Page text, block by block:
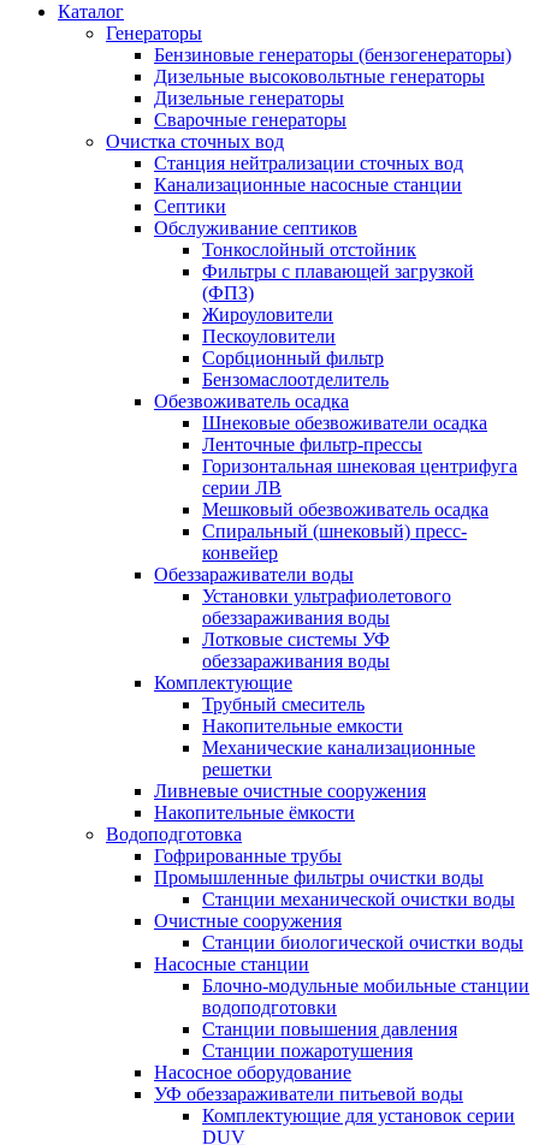
Каталог
Генераторы
Бензиновые генераторы (бензогенераторы)
Дизельные высоковольтные генераторы
Дизельные генераторы
Сварочные генераторы
Очистка сточных вод
Станция нейтрализации сточных вод
Канализационные насосные станции
Септики
Обслуживание септиков
Тонкослойный отстойник
Фильтры с плавающей загрузкой
(ФПЗ)
Жироуловители
Пескоуловители
Сорбционный фильтр
Бензомаслоотделитель
Обезвоживатель осадка
Шнековые обезвоживатели осадка
Ленточные фильтр-прессы
Горизонтальная шнековая центрифуга
серии ЛВ
Мешковый обезвоживатель осадка
Спиральный (шнековый) пресс-
конвейер
Обеззараживатели воды
Установки ультрафиолетового
обеззараживания воды
Лотковые системы УФ
обеззараживания воды
Комплектующие
Трубный смеситель
Накопительные емкости
Механические канализационные
решетки
Ливневые очистные сооружения
Накопительные ёмкости
Водоподготовка
Гофрированные трубы
Промышленные фильтры очистки воды
Станции механической очистки воды
Очистные сооружения
Станции биологической очистки воды
Насосные станции
Блочно-модульные мобильные станции
водоподготовки
Станции повышения давления
Станции пожаротушения
Насосное оборудование
УФ обеззараживатели питьевой воды
Комплектующие для установок серии
DUV